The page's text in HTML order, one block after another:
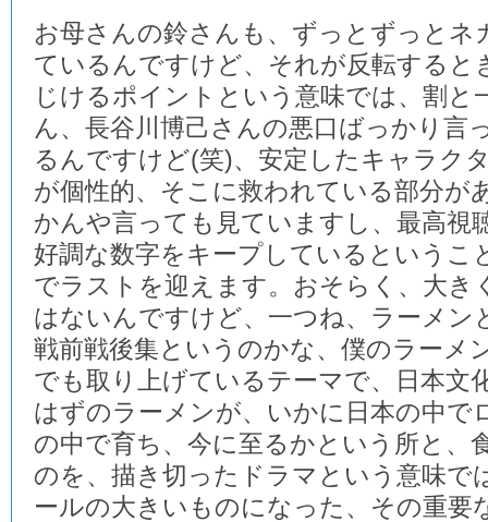
お母さんの鈴さんも、ずっとずっとネ
ているんですけど、それが反転すると
じけるポイントという意味では、割と
ん、長谷川博己さんの悪口ばっかり言
るんですけど(笑)、安定したキャラク
が個性的、そこに救われている部分が
かんや言っても見ていますし、最高視
好調な数字をキープしているというこ
でラストを迎えます。おそらく、大き
はないんですけど、一つね、ラーメン
戦前戦後集というのかな、僕のラーメ
でも取り上げているテーマで、日本文
はずのラーメンが、いかに日本の中で
の中で育ち、今に至るかという所と、
のを、描き切ったドラマという意味で
ールの大きいものになった、その重要